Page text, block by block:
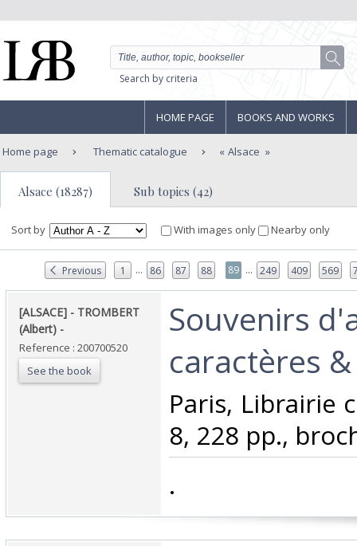
Search by criteria
HOME PAGE BOOKS AND WORKS
Home page Thematic catalogue Alsace
Alsace (18287) Sub topics (42)
Sort by With images only Nearby only
Previous 1 ... 86 87 88 89 ... 249 409 569
‎[ALSACE] - TROMBERT
(Albert) - ‎
Reference : 200700520
See the book
‎Souvenirs
caractères
‎Paris, Librairie
8, 228 pp.,
‎.‎